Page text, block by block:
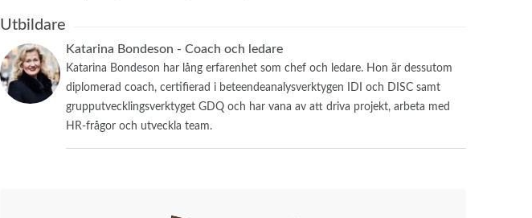
Utbildare
Katarina Bondeson - Coach och ledare
Katarina Bondeson har lång erfarenhet som chef och ledare. Hon är dessutom
diplomerad coach, certifierad i beteendeanalysverktygen IDI och DISC samt
grupputvecklingsverktyget GDQ och har vana av att driva projekt, arbeta med
HR-frågor och utveckla team.